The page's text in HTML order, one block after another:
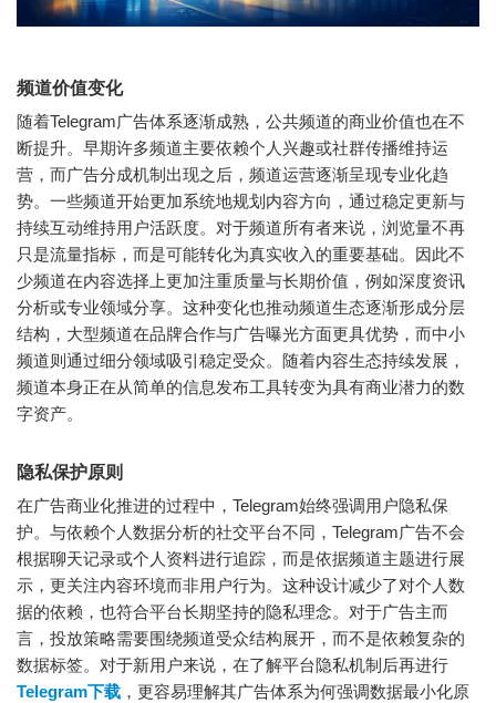
频道价值变化
随着Telegram广告体系逐渐成熟，公共频道的商业价值也在不
断提升。早期许多频道主要依赖个人兴趣或社群传播维持运
营，而广告分成机制出现之后，频道运营逐渐呈现专业化趋
势。一些频道开始更加系统地规划内容方向，通过稳定更新与
持续互动维持用户活跃度。对于频道所有者来说，浏览量不再
只是流量指标，而是可能转化为真实收入的重要基础。因此不
少频道在内容选择上更加注重质量与长期价值，例如深度资讯
分析或专业领域分享。这种变化也推动频道生态逐渐形成分层
结构，大型频道在品牌合作与广告曝光方面更具优势，而中小
频道则通过细分领域吸引稳定受众。随着内容生态持续发展，
频道本身正在从简单的信息发布工具转变为具有商业潜力的数
字资产。
隐私保护原则
在广告商业化推进的过程中，Telegram始终强调用户隐私保
护。与依赖个人数据分析的社交平台不同，Telegram广告不会
根据聊天记录或个人资料进行追踪，而是依据频道主题进行展
示，更关注内容环境而非用户行为。这种设计减少了对个人数
据的依赖，也符合平台长期坚持的隐私理念。对于广告主而
言，投放策略需要围绕频道受众结构展开，而不是依赖复杂的
数据标签。对于新用户来说，在了解平台隐私机制后再进行
Telegram下载 ，更容易理解其广告体系为何强调数据最小化原